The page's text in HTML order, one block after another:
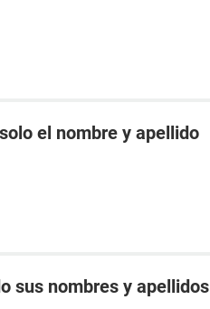
el nombre y apellido
sus nombres y apellidos